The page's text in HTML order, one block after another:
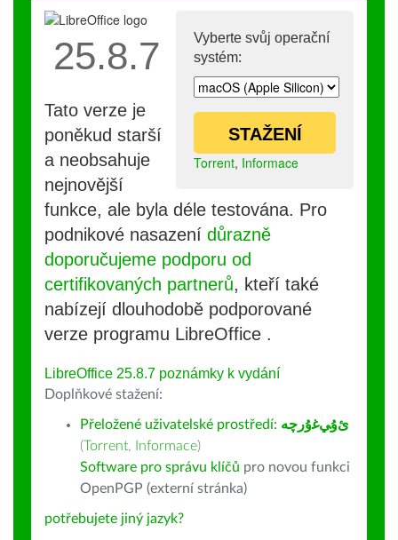
Vyberte svůj operační
systém:
STAŽENÍ
Torrent, Informace
25.8.7
Tato verze je
poněkud starší
a neobsahuje
nejnovější
funkce, ale byla déle testována. Pro
podnikové nasazení důrazně
doporučujeme podporu od
certifikovaných partnerů, kteří také
nabízejí dlouhodobě podporované
verze programu LibreOffice .
LibreOffice 25.8.7 poznámky k vydání
Doplňkové stažení:
Přeložené uživatelské prostředí: ﺉۇﻲﻏۇﺭچە
(Torrent, Informace)
Software pro správu klíčů pro novou funkci
OpenPGP (externí stránka)
potřebujete jiný jazyk?